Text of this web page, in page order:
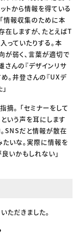
トから情報を得ている
情報収集のために本
在しますが、たとえばT
ていたりする。本
が弱く、言葉が適切で
んの『デザインリサ
。井登さんの『UXデ
。 「セミナーをして
いう声を耳にします
SNSだと情報が散在
たいな。実際に情報を
いかもしれない」
ただきました。